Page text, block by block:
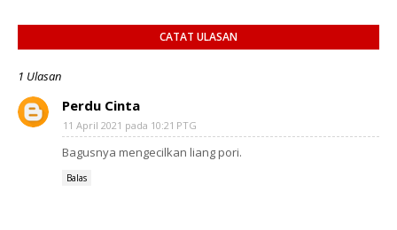
CATAT ULASAN
1 Ulasan
Perdu Cinta
11 April 2021 pada 10:21 PTG
Bagusnya mengecilkan liang pori.
Balas